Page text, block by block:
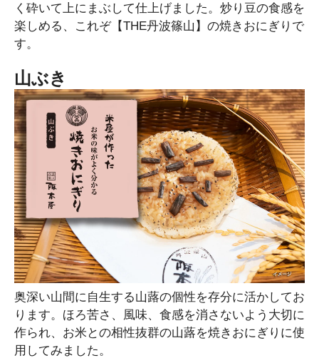
く砕いて上にまぶして仕上げました。炒り豆の食感を
楽しめる、これぞ【THE丹波篠山】の焼きおにぎりで
す。
山ぶき
奥深い山間に自生する山蕗の個性を存分に活かしてお
ります。ほろ苦さ、風味、食感を消さないよう大切に
作られ、お米との相性抜群の山蕗を焼きおにぎりに使
用してみました。